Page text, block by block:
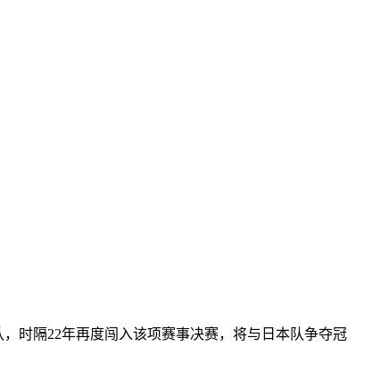
时隔22年再度闯入该项赛事决赛，将与日本队争夺冠